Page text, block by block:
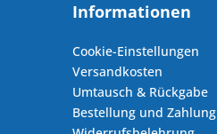
Informationen
Cookie-Einstellungen
Versandkosten
Umtausch & Rückgabe
Bestellung und Zahlung